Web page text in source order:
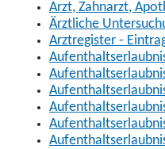
Arzt, Zahnarzt,
Ärztliche
Arztregister -